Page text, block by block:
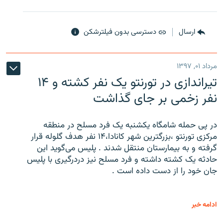
ارسال دسترسی بدون فیلترشکن
مرداد ۰۱, ۱۳۹۷
تیراندازی در تورنتو یک نفر کشته و ۱۴
نفر زخمی بر جای گذاشت
در پی حمله شامگاه یکشنبه یک فرد مسلح در منطقه
مرکزی تورنتو ،‌بزرگترین شهر کانادا،۱۴ نفر هدف گلوله قرار
گرفته و به بیمارستان منتقل شدند . پلیس می‌گوید این
حادثه یک کشته داشته و فرد مسلح نیز دردرگیری با پلیس
جان خود را از دست داده است .
ادامه خبر